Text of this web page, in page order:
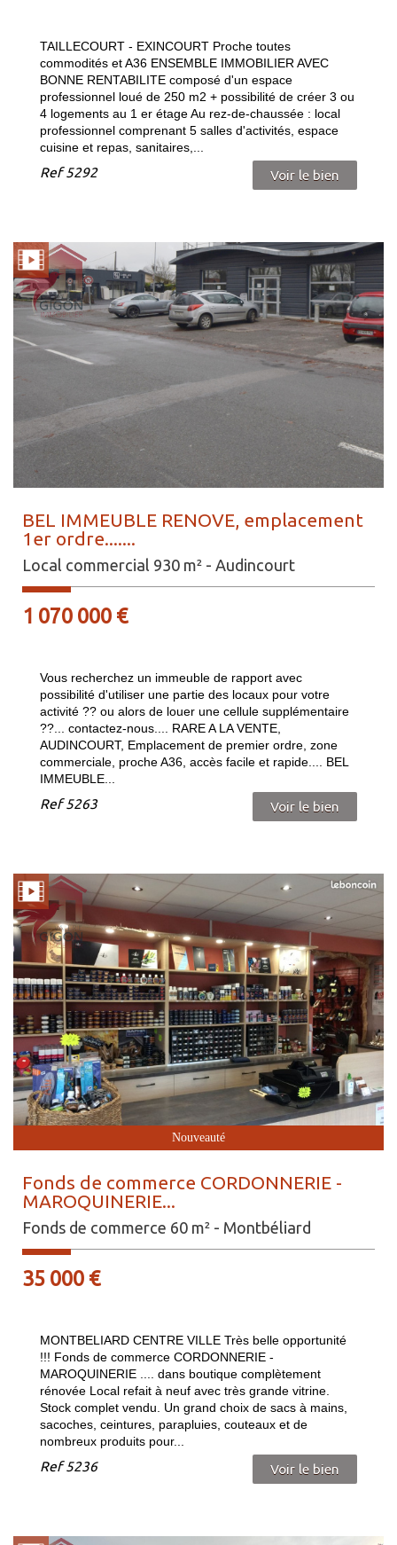
TAILLECOURT - EXINCOURT Proche toutes
commodités et A36 ENSEMBLE IMMOBILIER AVEC
BONNE RENTABILITE composé d'un espace
professionnel loué de 250 m2 + possibilité de créer 3 ou
4 logements au 1 er étage Au rez-de-chaussée : local
professionnel comprenant 5 salles d'activités, espace
cuisine et repas, sanitaires,...
Ref5292 Voir le bien
BEL IMMEUBLE RENOVE, emplacement
1er ordre.......
Local commercial 930 m² - Audincourt
1 070 000 €
Vous recherchez un immeuble de rapport avec
possibilité d'utiliser une partie des locaux pour votre
activité ?? ou alors de louer une cellule supplémentaire
??... contactez-nous.... RARE A LA VENTE,
AUDINCOURT, Emplacement de premier ordre, zone
commerciale, proche A36, accès facile et rapide.... BEL
IMMEUBLE...
Ref5263 Voir le bien
Nouveauté
Fonds de commerce CORDONNERIE -
MAROQUINERIE...
Fonds de commerce 60 m² - Montbéliard
35 000 €
MONTBELIARD CENTRE VILLE Très belle opportunité
!!! Fonds de commerce CORDONNERIE -
MAROQUINERIE .... dans boutique complètement
rénovée Local refait à neuf avec très grande vitrine.
Stock complet vendu. Un grand choix de sacs à mains,
sacoches, ceintures, parapluies, couteaux et de
nombreux produits pour...
Ref5236 Voir le bien